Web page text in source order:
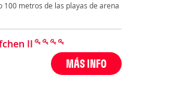
100 metros de las playas de arena
II
MÁS INFO